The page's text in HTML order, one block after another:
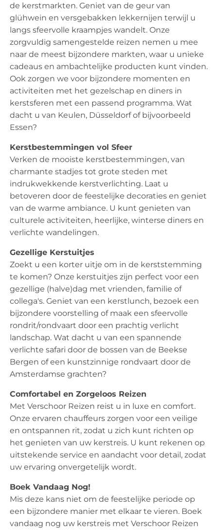
de kerstmarkten. Geniet van de geur van
glühwein en versgebakken lekkernijen terwijl u
langs sfeervolle kraampjes wandelt. Onze
zorgvuldig samengestelde reizen nemen u mee
naar de meest bijzondere markten, waar u unieke
cadeaus en ambachtelijke producten kunt vinden.
Ook zorgen we voor bijzondere momenten en
activiteiten met het gezelschap en diners in
kerstsferen met een passend programma. Wat
dacht u van Keulen, Düsseldorf of bijvoorbeeld
Essen?
Kerstbestemmingen vol Sfeer
Verken de mooiste kerstbestemmingen, van
charmante stadjes tot grote steden met
indrukwekkende kerstverlichting. Laat u
betoveren door de feestelijke decoraties en geniet
van de warme ambiance. U kunt genieten van
culturele activiteiten, heerlijke, winterse diners en
verlichte wandelingen.
Gezellige Kerstuitjes
Zoekt u een korter uitje om in de kerststemming
te komen? Onze kerstuitjes zijn perfect voor een
gezellige (halve)dag met vrienden, familie of
collega's. Geniet van een kerstlunch, bezoek een
bijzondere voorstelling of maak een sfeervolle
rondrit/rondvaart door een prachtig verlicht
landschap. Wat dacht u van een spannende
verlichte safari door de bossen van de Beekse
Bergen of een kunstzinnige rondvaart door de
Amsterdamse grachten?
Comfortabel en Zorgeloos Reizen
Met Verschoor Reizen reist u in luxe en comfort.
Onze ervaren chauffeurs zorgen voor een veilige
en ontspannen rit, zodat u zich kunt richten op
het genieten van uw kerstreis. U kunt rekenen op
uitstekende service en aandacht voor detail, zodat
uw ervaring onvergetelijk wordt.
Boek Vandaag Nog!
Mis deze kans niet om de feestelijke periode op
een bijzondere manier met elkaar te vieren. Boek
vandaag nog uw kerstreis met Verschoor Reizen